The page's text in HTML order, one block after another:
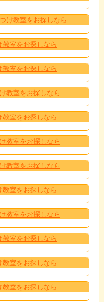
け教室をお探しなら
室をお探しなら
教室をお探しなら
教室をお探しなら
室をお探しなら
教室をお探しなら
教室をお探しなら
室をお探しなら
教室をお探しなら
教室をお探しなら
室をお探しなら
室をお探しなら